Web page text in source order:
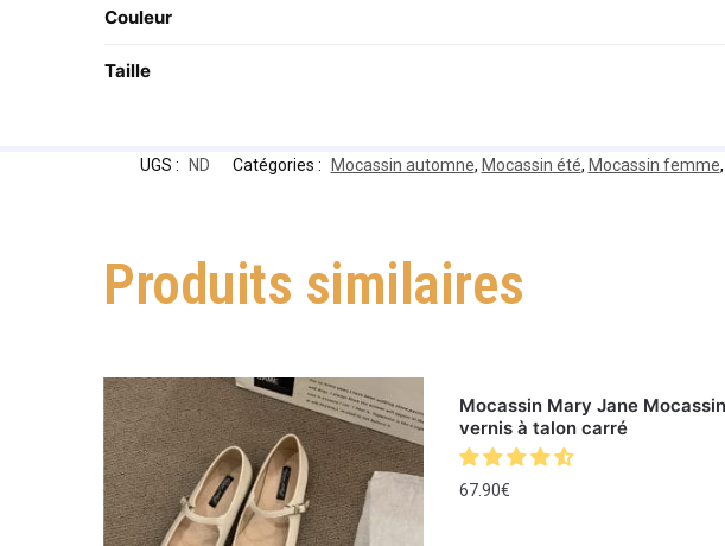
Couleur
Taille
UGS : ND Catégories : Mocassin automne, Mocassin été, Mocassin femme,
Produits similaires
Mocassin Mary Jane Mocassin
vernis à talon carré
67.90€